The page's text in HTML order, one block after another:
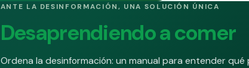
ANTE LA DESINFORMACIÓN, UNA SOLUCIÓN ÚNICA
Desaprendiendo a comer
Ordena la desinformación: un manual para entender